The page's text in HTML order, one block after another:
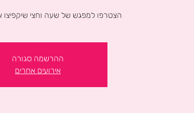
הצטרפו למפגש של שעה וחצי
ההרשמה סגורה
אירועים אחרים